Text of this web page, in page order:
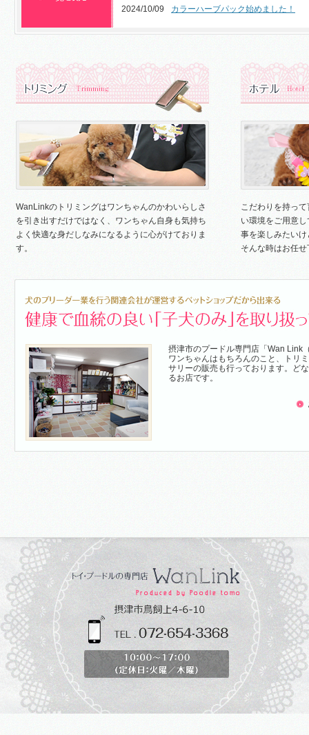
2024/10/09 カラーハーブパック始めました！
WanLinkのトリミングはワンちゃんのかわいらしさ
を引き出すだけではなく、ワンちゃん自身も気持ち
よく快適な身だしなみになるように心がけておりま
す。
こだわりを持っ
い環境をご用意
事を楽しみたい
そんな時はお任
摂津市のプードル専門店「Wan Link
ワンちゃんはもちろんのこと、トリ
サリーの販売も行っております。ど
るお店です。